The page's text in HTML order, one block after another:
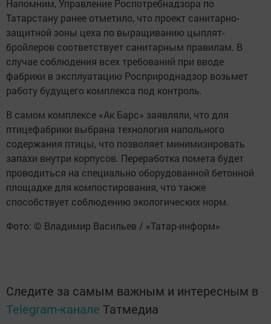
Напомним, Управление Роспотребнадзора по
Татарстану ранее отметило, что проект санитарно-
защитной зоны цеха по выращиванию цыплят-
бройлеров соответствует санитарным правилам. В
случае соблюдения всех требований при вводе
фабрики в эксплуатацию Росприроднадзор возьмет
работу будущего комплекса под контроль.
В самом комплексе «Ак Барс» заявляли, что для
птицефабрики выбрана технология напольного
содержания птицы, что позволяет минимизировать
запахи внутри корпусов. Переработка помета будет
проводиться на специально оборудованной бетонной
площадке для компостирования, что также
способствует соблюдению экологических норм.
Фото: © Владимир Васильев / «Татар-информ»
Следите за самым важным и интересным в
Telegram-канале Татмедиа